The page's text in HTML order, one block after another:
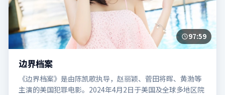
97:59
边界档案
《边界档案》是由陈凯歌执导，赵丽颖、菅田将晖、黄渤等
主演的美国犯罪电影。2024年4月2日于美国及全球多地区院